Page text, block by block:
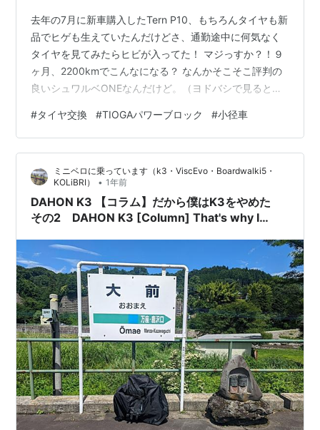
去年の7月に新車購入したTern P10、もちろんタイヤも新
品でヒゲも生えていたんだけどさ、通勤途中に何気なく
タイヤを見てみたらヒビが入ってた！ マジっすか？！９
ヶ月、2200kmでこんなになる？ なんかそこそこ評判の
良いシュワルベONEなんだけど。（ヨドバシで見るとあ
たので、ちょっと太めのタイヤ、TIOGA(タイオガ) パワ
ーブロック 20"×1.3/8" BMX用を購入。 2本で6000円く
らい。なんとかGW中にきてくれてよかったよ。 早速作
業開始！あ、途中の写真は撮っていないけど、ビードは
柔らかい方で嵌める時はタイヤレバーなしで組付るこ…
#タイヤ交換 #TIOGAパワーブロック #小径車
ミニベロに乗っています（k3・ViscEvo・Boardwalki5・
KOLiBRI）
• 1年前
DAHON K3 【コラム】だから僕はK3をやめた
その2 DAHON K3 [Column] That's why I